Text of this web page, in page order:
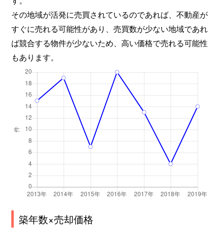
その地域が活発に売買されているのであれば、不動産が
すぐに売れる可能性があり、売買数が少ない地域であれ
ば競合する物件が少ないため、高い価格で売れる可能性
もあります。
築年数×売却価格